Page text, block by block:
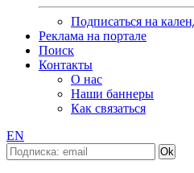
Подписаться на
Реклама на портале
Поиск
Контакты
О нас
Наши баннеры
Как связаться
EN